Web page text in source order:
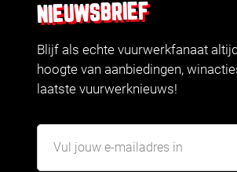
NIEUWSBRIEF
Blijf als echte vuurwerkfanaat
hoogte van aanbiedingen,
laatste vuurwerknieuws!